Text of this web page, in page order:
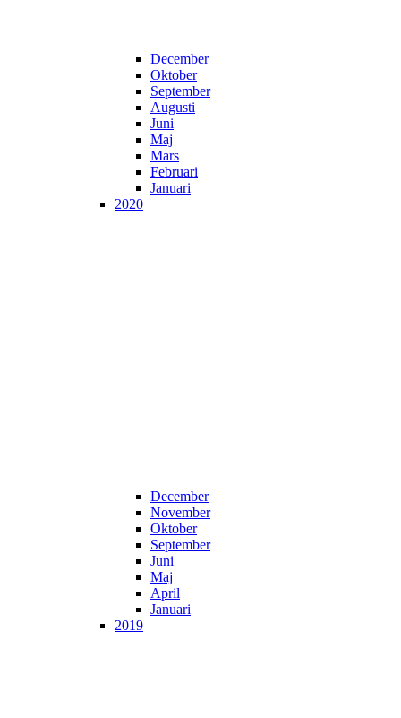
December
Oktober
September
Augusti
Juni
Maj
Mars
Februari
Januari
2020
December
November
Oktober
September
Juni
Maj
April
Januari
2019